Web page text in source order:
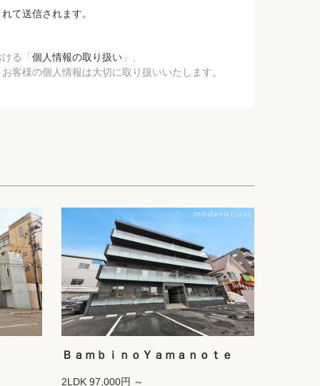
て送信されます。
る「 個人情報の取り扱い 」、
客様の個人情報は大切に取り扱いいたします。
ＢａｍｂｉｎｏＹａｍａｎｏｔｅ
2LDK 97,000円 ～